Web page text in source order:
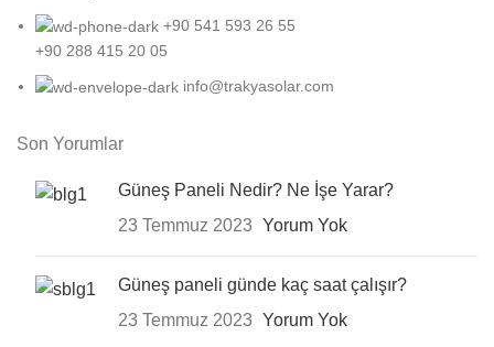
+90 541 593 26 55
+90 288 415 20 05
info@trakyasolar.com
Son Yorumlar
Güneş Paneli Nedir? Ne İşe Yarar?
23 Temmuz 2023 Yorum Yok
Güneş paneli günde kaç saat çalışır?
23 Temmuz 2023 Yorum Yok